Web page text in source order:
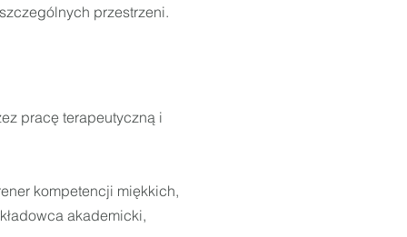
przestrzeni.
pracę terapeutyczną i
kompetencji miękkich,
akademicki,